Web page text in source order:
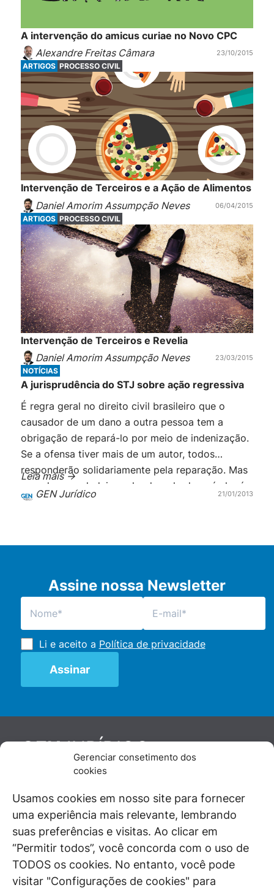
Gerenciar consetimento dos
cookies
Usamos cookies em nosso site para fornecer
uma experiência mais relevante, lembrando
suas preferências e visitas. Ao clicar em
“Permitir todos”, você concorda com o uso de
TODOS os cookies. No entanto, você pode
visitar "Configurações de cookies" para
A intervenção do amicus curiae no Novo CPC
Alexandre Freitas Câmara
23/10/2015
ARTIGOS PROCESSO CIVIL
Intervenção de Terceiros e a Ação de Alimentos
Daniel Amorim Assumpção Neves
06/04/2015
ARTIGOS PROCESSO CIVIL
Intervenção de Terceiros e Revelia
Daniel Amorim Assumpção Neves
23/03/2015
NOTÍCIAS
A jurisprudência do STJ sobre ação regressiva
É regra geral no direito civil brasileiro que o
causador de um dano a outra pessoa tem a
obrigação de repará-lo por meio de indenização.
Se a ofensa tiver mais de um autor, todos
responderão solidariamente pela reparação. Mas
quando o verdadeiro culpado pelo dano é alguém
que não foi atingido na ação de indenização, […]
Leia mais ->
GEN Jurídico
21/01/2013
Assine nossa Newsletter
Li e aceito a Política de privacidade
GENJURÍDICO
De maneira independente, os autores e
juristas e doutrinadores nacionais, se posicionam
diante de questões relevantes do cotidiano e
universo jurídico.